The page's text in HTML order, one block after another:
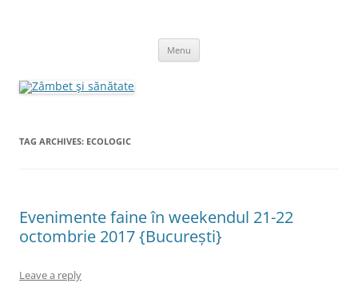
Menu
TAG ARCHIVES: ECOLOGIC
Evenimente faine în weekendul 21-22
octombrie 2017 {București}
Leave a reply